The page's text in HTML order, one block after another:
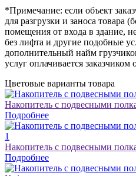
*Примечание: если объект
для разгрузки и заноса товара
помещения от входа в здание,
без лифта и другие подобные
дополнительный найм
услуг оплачивается заказчиком
Цветовые варианты товара
Накопитель с подвесными
Подробнее
Накопитель с подвесными
Подробнее